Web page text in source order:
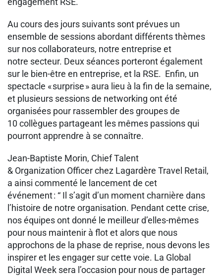
Au cours des jours suivants sont prévues un
ensemble de sessions abordant différents thèmes
sur nos collaborateurs, notre entreprise et
notre secteur. Deux séances porteront également
sur le bien-être en entreprise, et la RSE. Enfin, un
spectacle « surprise » aura lieu à la fin de la semaine,
et plusieurs sessions de networking ont été
organisées pour rassembler des groupes de
10 collègues partageant les mêmes passions qui
pourront apprendre à se connaître.
Jean-Baptiste Morin, Chief Talent
& Organization Officer chez Lagardère Travel Retail,
a ainsi commenté le lancement de cet
événement : “ Il s’agit d’un moment charnière dans
l’histoire de notre organisation. Pendant cette crise,
nos équipes ont donné le meilleur d’elles-mêmes
pour nous maintenir à flot et alors que nous
approchons de la phase de reprise, nous devons les
inspirer et les engager sur cette voie. La Global
Digital Week sera l’occasion pour nous de partager